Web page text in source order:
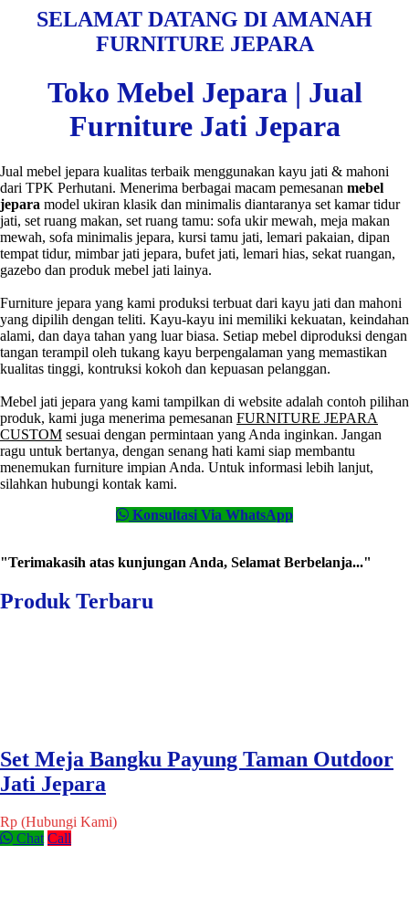
SELAMAT DATANG DI AMANAH
FURNITURE JEPARA
Toko Mebel Jepara | Jual
Furniture Jati Jepara
Jual mebel jepara kualitas terbaik menggunakan kayu jati & mahoni
dari TPK Perhutani. Menerima berbagai macam pemesanan mebel
jepara model ukiran klasik dan minimalis diantaranya set kamar tidur
jati, set ruang makan, set ruang tamu: sofa ukir mewah, meja makan
mewah, sofa minimalis jepara, kursi tamu jati, lemari pakaian, dipan
tempat tidur, mimbar jati jepara, bufet jati, lemari hias, sekat ruangan,
gazebo dan produk mebel jati lainya.
Furniture jepara yang kami produksi terbuat dari kayu jati dan mahoni
yang dipilih dengan teliti. Kayu-kayu ini memiliki kekuatan, keindahan
alami, dan daya tahan yang luar biasa. Setiap mebel diproduksi dengan
tangan terampil oleh tukang kayu berpengalaman yang memastikan
kualitas tinggi, kontruksi kokoh dan kepuasan pelanggan.
Mebel jati jepara yang kami tampilkan di website adalah contoh pilihan
produk, kami juga menerima pemesanan FURNITURE JEPARA
CUSTOM sesuai dengan permintaan yang Anda inginkan. Jangan
ragu untuk bertanya, dengan senang hati kami siap membantu
menemukan furniture impian Anda. Untuk informasi lebih lanjut,
silahkan hubungi kontak kami.
Konsultasi Via WhatsApp
"Terimakasih atas kunjungan Anda, Selamat Berbelanja..."
Produk Terbaru
Set Meja Bangku Payung Taman Outdoor
Jati Jepara
Rp (Hubungi Kami)
Chat Call